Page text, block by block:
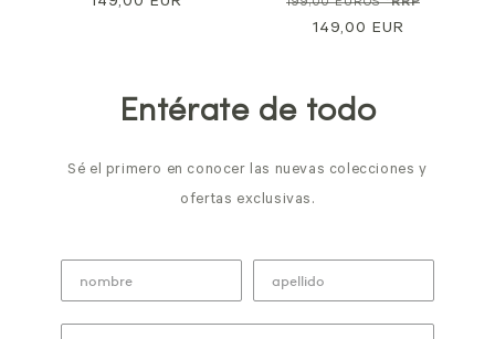
normal
199,00 EUROS*RRP
149,00 EUR
Entérate de todo
Sé el primero en conocer las nuevas colecciones y
ofertas exclusivas.